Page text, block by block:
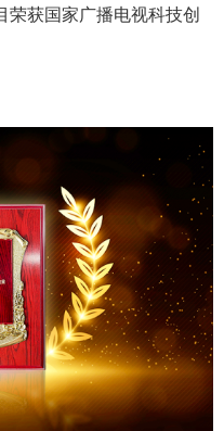
荣获国家广播电视科技创